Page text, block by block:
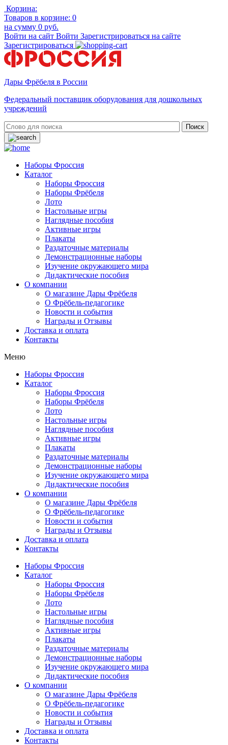
Корзина:
Товаров в корзине: 0
на сумму 0 руб.
Войти на сайт Войти Зарегистрироваться на сайте
Зарегистрироваться
Дары Фрёбеля в России
Федеральный поставщик оборудования для дошкольных
учреждений
Наборы Фроссия
Каталог
Наборы Фроссия
Наборы Фрёбеля
Лото
Настольные игры
Наглядные пособия
Активные игры
Плакаты
Раздаточные материалы
Демонстрационные наборы
Изучение окружающего мира
Дидактические пособия
О компании
О магазине Дары Фрёбеля
О Фрёбель-педагогике
Новости и события
Награды и Отзывы
Доставка и оплата
Контакты
Меню
Наборы Фроссия
Каталог
Наборы Фроссия
Наборы Фрёбеля
Лото
Настольные игры
Наглядные пособия
Активные игры
Плакаты
Раздаточные материалы
Демонстрационные наборы
Изучение окружающего мира
Дидактические пособия
О компании
О магазине Дары Фрёбеля
О Фрёбель-педагогике
Новости и события
Награды и Отзывы
Доставка и оплата
Контакты
Наборы Фроссия
Каталог
Наборы Фроссия
Наборы Фрёбеля
Лото
Настольные игры
Наглядные пособия
Активные игры
Плакаты
Раздаточные материалы
Демонстрационные наборы
Изучение окружающего мира
Дидактические пособия
О компании
О магазине Дары Фрёбеля
О Фрёбель-педагогике
Новости и события
Награды и Отзывы
Доставка и оплата
Контакты